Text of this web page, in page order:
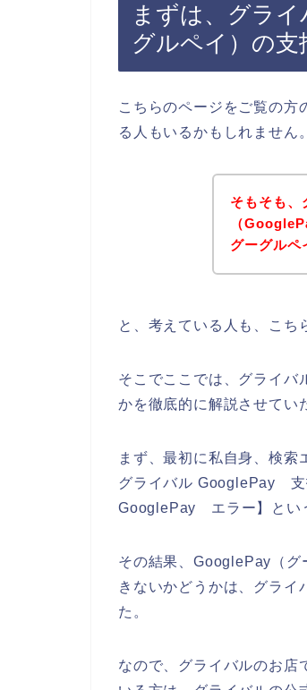
まずは、グラ
グルペイ）の支
こちらのページをご覧の方
る人もいるかもしれません
そもそも、
（
グーグルペ
と、考えている人も、こち
そこでここでは、グライバ
かを徹底的に解説させてい
まず、最初に私自身、検
グライバル GooglePay 支
GooglePay エラー】とい
その結果、GooglePay（グ
きないかどうかは、グライ
た。
なので、グライバルのお店